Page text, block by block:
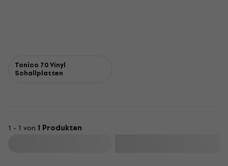
Tonico 70 Vinyl
Schallplatten
1 - 1 von 1 Produkten